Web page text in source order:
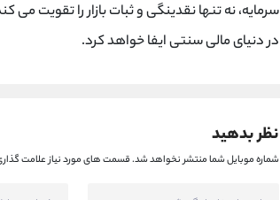
سرمایه، نه تنها نقدینگی و ثبات بازار را تقویت
در دنیای مالی سنتی ایفا خواهد کرد.
نظر بدهید
شماره موبایل شما منتشر نخواهد شد.قسمت های مورد نیاز علامت